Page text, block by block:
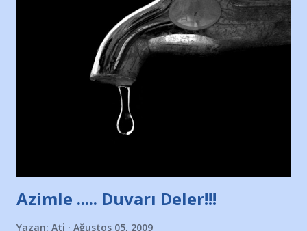
Nesrin’in Hikayesi’ne başlıyorum… 1964 Adana Yüzme
havuzunun kenarında 7 yaşında kara kuru bir kız çocuğu
duruyor. Havuzun içinde Adana Demirspor Kulübü
yüzücüleri. Erkekler çoğunlukta. Küçük kız etrafına bakıyor.
Sadece 4 kız çocuğu var. Nesrin, Adana Demirspor’un 4
kızından biri oluyor o gün…Giriyor havuza. 1973 – 1975
Adana Nesrin, 16 yaşında. Yüzüyor. 7 yaşında girdiği
Türkiye 3.lüğü var. 17 yaşında mar...
Azimle ..... Duvarı Deler!!!
Yazan: Ati Ağustos 05, 2009